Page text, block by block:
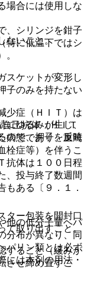
場合には使用しな
ないこと。
少症（ＨＩＴ）は
己抗体（ＨＩＴ
病態であり、重篤
栓症等）を伴うこ
抗体は１００日程
、投与終了数週間
もある〔９．１．
他の低分子量ヘパ
分布が異なり、同
パリン類とは必ず
には本剤の用法・
、シリンジを鉗子
特に低温下ではシ
。
スケットが変形し
子のみを持たない
ゆるみが生じ、
ので、押子を反時
ター包装を開封口
て取り出すこと。
すること（緩みが
させ締め直すこ